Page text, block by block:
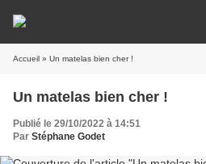
Accueil » Un matelas bien cher !
Un matelas bien cher !
Publié le 29/10/2022 à 14:51
Par Stéphane Godet